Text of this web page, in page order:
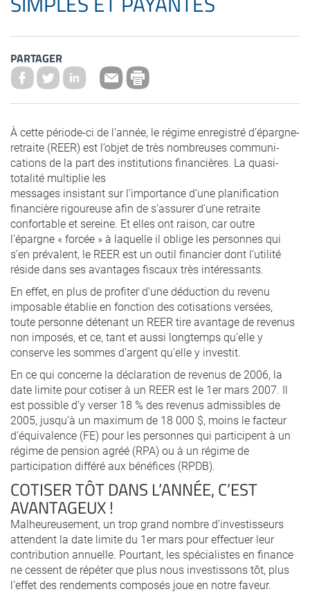
PARTAGER
À cette période-ci de l’année, le régime enregistré d’épargne-
retraite (REER) est l’objet de très nombreuses communi-
cations de la part des institutions financières. La quasi-
totalité multiplie les
messages insistant sur l’importance d’une planification
financière rigoureuse afin de s’assurer d’une retraite
confortable et sereine. Et elles ont raison, car outre
l’épargne « forcée » à laquelle il oblige les personnes qui
s’en prévalent, le REER est un outil financier dont l’utilité
réside dans ses avantages fiscaux très intéressants.
En effet, en plus de profiter d’une déduction du revenu
imposable établie en fonction des cotisations versées,
toute personne détenant un REER tire avantage de revenus
non imposés, et ce, tant et aussi longtemps qu’elle y
conserve les sommes d’argent qu’elle y investit.
En ce qui concerne la déclaration de revenus de 2006, la
date limite pour cotiser à un REER est le 1er mars 2007. Il
est possible d’y verser 18 % des revenus admissibles de
2005, jusqu’à un maximum de 18 000 $, moins le facteur
d’équivalence (FE) pour les personnes qui participent à un
régime de pension agréé (RPA) ou à un régime de
participation différé aux bénéfices (RPDB).
COTISER TÔT DANS L’ANNÉE, C’EST
AVANTAGEUX !
Malheureusement, un trop grand nombre d’investisseurs
attendent la date limite du 1er mars pour effectuer leur
contribution annuelle. Pourtant, les spécialistes en finance
ne cessent de répéter que plus nous investissons tôt, plus
l’effet des rendements composés joue en notre faveur.